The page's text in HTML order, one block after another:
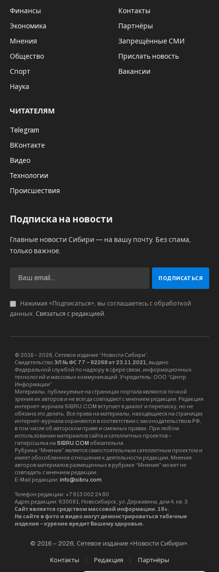
Финансы
Экономика
Мнения
Общество
Спорт
Наука
Контакты
Партнёры
Запрещённые СМИ
Прислать новость
Вакансии
ЧИТАТЕЛЯМ
Telegram
ВКонтакте
Видео
Технологии
Происшествия
Подписка на новости
Главные новости Сибири — на вашу почту. Без спама,
только важное.
Нажимая «Подписаться», вы соглашаетесь с обработкой
данных. Связаться с редакцией
© 2016 – 2026, Сетевое издание “Новости Сибири”.
Свидетельство ЭЛ № ФС 77 – 82268 от 23.11.2021, выдано
Федеральной службой по надзору в сфере связи, информационных
технологий и массовых коммуникаций. Учредитель: ООО “Центр
Информации”
Материалы, публикуемые на страницах портала являются точкой
зрения их авторов и не всегда совпадают с мнением редакции. Редакция
интернет-журнала SIBRU.COM вступает в диалог и переписку, но не
обязана это делать. Все права на материалы, находящиеся на страницах
интернет-журнала охраняются в соответствии с законодательством РФ,
в том числе об авторском праве и смежных правах. При любом
использовании материалов сайта и сателлитных проектов –
гиперссылка на SIBRU.COM обязательна.
Рубрика “Мнения” является самостоятельным сателлитным проектом и
имеет обособленное отношение к деятельности редакции. Мнения
авторов материалов размещенных в рубрике “Мнения” может не
совпадать с мнением редакции.
E-Mail редакции: info@sibru.com
Телефон редакции: +7 913 002 24 80
Адрес редакции: 630091, Новосибирск, ул. Державина, дом 4, кв. 3
Сайт является средством массовой информации. 18+.
На сайте в фото и видео могут демонстрироваться табачные
изделия – курение вредит Вашему здоровью.
© 2016 – 2026, Сетевое издание «Новости Сибири».
Контакты Редакция Партнёры